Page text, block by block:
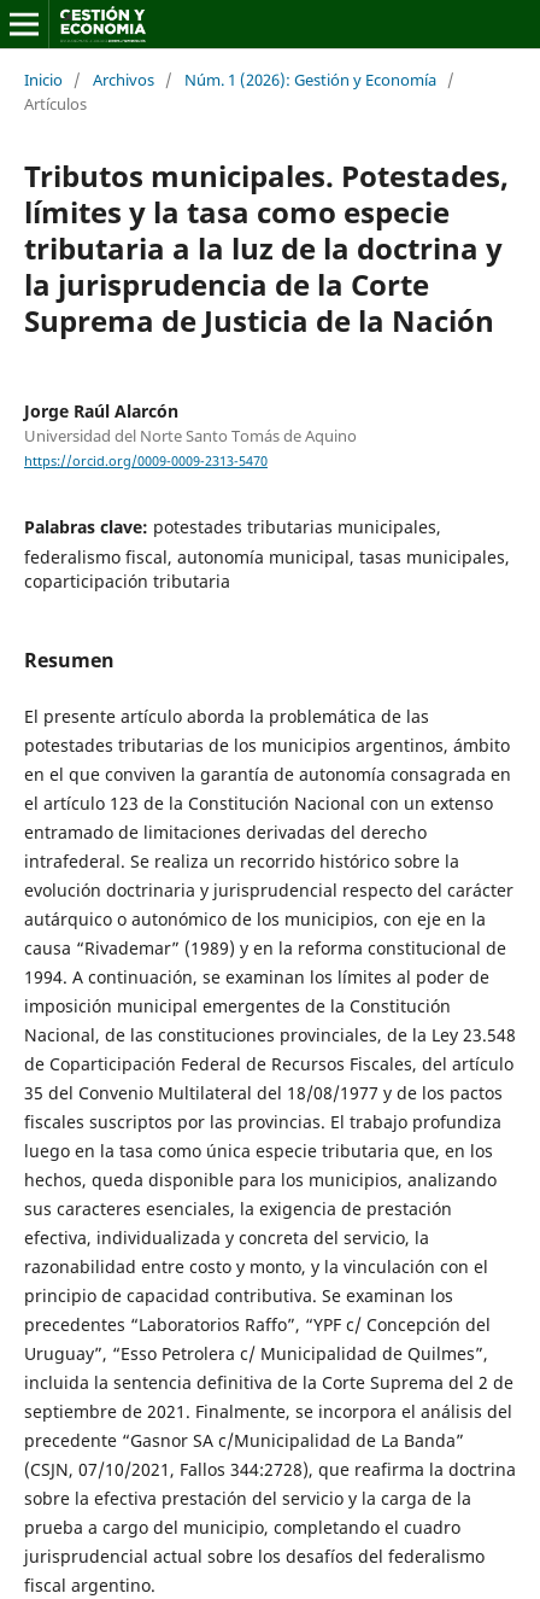
Inicio / Archivos / Núm. 1 (2026): Gestión y Economía /
Artículos
Tributos municipales. Potestades,
límites y la tasa como especie
tributaria a la luz de la doctrina y
la jurisprudencia de la Corte
Suprema de Justicia de la Nación
Jorge Raúl Alarcón
Universidad del Norte Santo Tomás de Aquino
https://orcid.org/0009-0009-2313-5470
Palabras clave: potestades tributarias municipales,
federalismo fiscal, autonomía municipal, tasas municipales,
coparticipación tributaria
Resumen
El presente artículo aborda la problemática de las
potestades tributarias de los municipios argentinos, ámbito
en el que conviven la garantía de autonomía consagrada en
el artículo 123 de la Constitución Nacional con un extenso
entramado de limitaciones derivadas del derecho
intrafederal. Se realiza un recorrido histórico sobre la
evolución doctrinaria y jurisprudencial respecto del carácter
autárquico o autonómico de los municipios, con eje en la
causa “Rivademar” (1989) y en la reforma constitucional de
1994. A continuación, se examinan los límites al poder de
imposición municipal emergentes de la Constitución
Nacional, de las constituciones provinciales, de la Ley 23.548
de Coparticipación Federal de Recursos Fiscales, del artículo
35 del Convenio Multilateral del 18/08/1977 y de los pactos
fiscales suscriptos por las provincias. El trabajo profundiza
luego en la tasa como única especie tributaria que, en los
hechos, queda disponible para los municipios, analizando
sus caracteres esenciales, la exigencia de prestación
efectiva, individualizada y concreta del servicio, la
razonabilidad entre costo y monto, y la vinculación con el
principio de capacidad contributiva. Se examinan los
precedentes “Laboratorios Raffo”, “YPF c/ Concepción del
Uruguay”, “Esso Petrolera c/ Municipalidad de Quilmes”,
incluida la sentencia definitiva de la Corte Suprema del 2 de
septiembre de 2021. Finalmente, se incorpora el análisis del
precedente “Gasnor SA c/Municipalidad de La Banda”
(CSJN, 07/10/2021, Fallos 344:2728), que reafirma la doctrina
sobre la efectiva prestación del servicio y la carga de la
prueba a cargo del municipio, completando el cuadro
jurisprudencial actual sobre los desafíos del federalismo
fiscal argentino.